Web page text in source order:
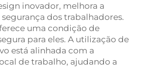
inovador, melhora a
dos trabalhadores.
uma condição de
para eles. A utilização de
está alinhada com a
de trabalho, ajudando a